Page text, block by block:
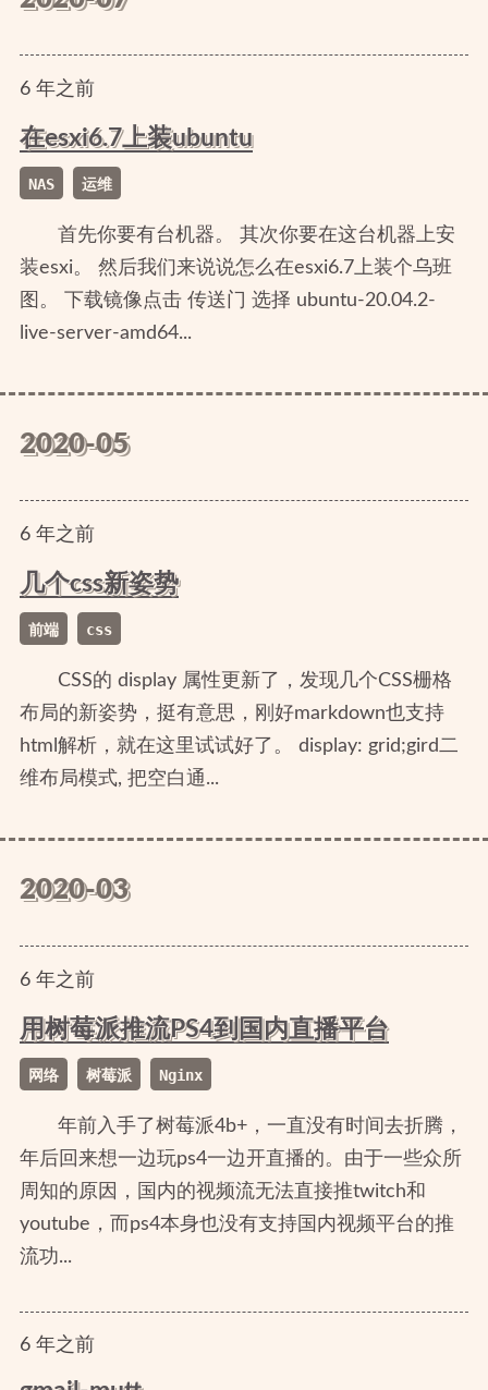
6年之前
在esxi6.7上装ubuntu
NAS 运维
首先你要有台机器。 其次你要在这台机器上安
装esxi。 然后我们来说说怎么在esxi6.7上装个乌班
图。 下载镜像点击 传送门 选择 ubuntu-20.04.2-
live-server-amd64...
2020-05
6年之前
几个css新姿势
前端 css
CSS的 display 属性更新了，发现几个CSS栅格
布局的新姿势，挺有意思，刚好markdown也支持
html解析，就在这里试试好了。 display: grid;gird二
维布局模式, 把空白通...
2020-03
6年之前
用树莓派推流PS4到国内直播平台
网络 树莓派 Nginx
年前入手了树莓派4b+，一直没有时间去折腾，
年后回来想一边玩ps4一边开直播的。由于一些众所
周知的原因，国内的视频流无法直接推twitch和
youtube，而ps4本身也没有支持国内视频平台的推
流功...
6年之前